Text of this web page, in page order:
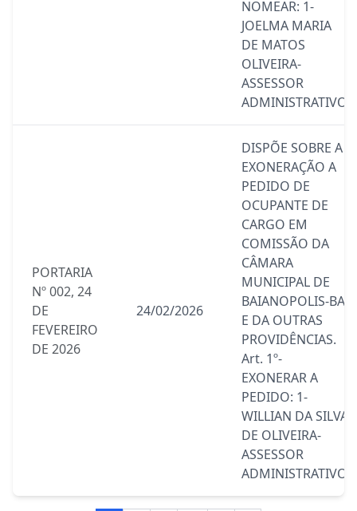
NOMEAR: 1-
JOELMA MARIA
DE MATOS
OLIVEIRA-
ASSESSOR
ADMINISTRATIVO.
PORTARIA
Nº 002, 24
DE
FEVEREIRO
DE 2026
24/02/2026
DISPÕE SOBRE A
EXONERAÇÃO A
PEDIDO DE
OCUPANTE DE
CARGO EM
COMISSÃO DA
CÂMARA
MUNICIPAL DE
BAIANOPOLIS-BA,
E DA OUTRAS
PROVIDÊNCIAS.
Art. 1º-
EXONERAR A
PEDIDO: 1-
WILLIAN DA SILVA
DE OLIVEIRA-
ASSESSOR
ADMINISTRATIVO.